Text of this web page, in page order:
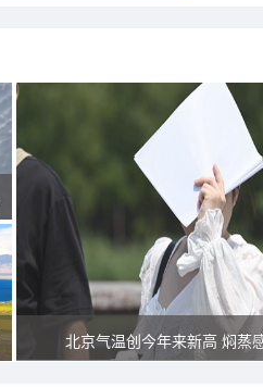
北京气温创今年来新高 焖蒸